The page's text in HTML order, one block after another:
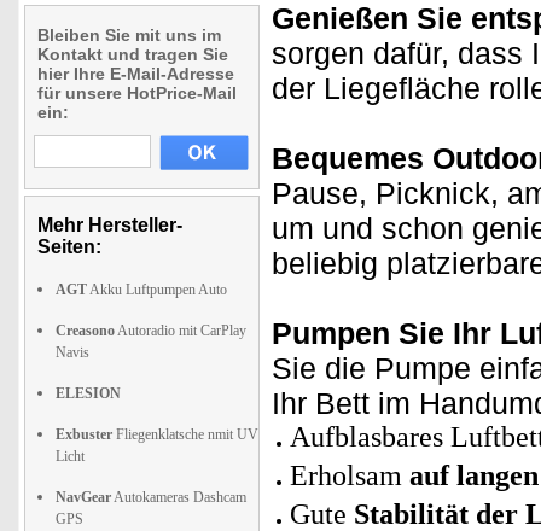
Bleiben Sie mit uns im
Kontakt und tragen Sie
hier Ihre E-Mail-Adresse
für unsere HotPrice-Mail
ein:
Mehr Hersteller-
Seiten:
AGTAkku Luftpumpen Auto
CreasonoAutoradio mit CarPlay
Navis
ELESION
Exbuster Fliegenklatsche nmit UV
Licht
NavGearAutokameras Dashcam
GPS
Genießen Sie
sorgen dafür, dass
der Liegefläche
Bequemes
Pause, Picknick,
um und schon
beliebig
Pumpen Sie Ihr
Sie die Pumpe
Ihr Bett im
Aufblasbares
Erholsam auf
Gute Stabilität der